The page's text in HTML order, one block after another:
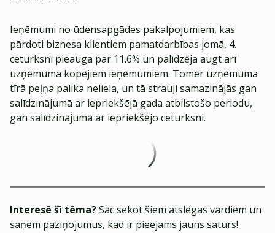
Ieņēmumi no ūdensapgādes pakalpojumiem, kas
pārdoti biznesa klientiem pamatdarbības jomā, 4.
ceturksnī pieauga par 11.6% un palīdzēja augt arī
uzņēmuma kopējiem ieņēmumiem. Tomēr uzņēmuma
tīrā peļņa palika neliela, un tā strauji samazinājās gan
salīdzinājumā ar iepriekšējā gada atbilstošo periodu,
gan salīdzinājumā ar iepriekšējo ceturksni.
Interesē šī tēma?Sāc sekot šiem atslēgas vārdiem un
saņem paziņojumus, kad ir pieejams jauns saturs!